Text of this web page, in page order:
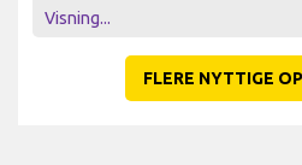
Visning...
FLERE NYTTIGE